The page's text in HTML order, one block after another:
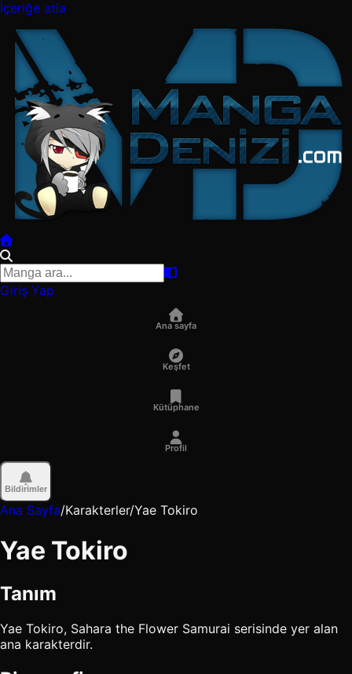
İçeriğe atla
Giriş Yap
Ana sayfa
Keşfet
Kütüphane
Profil
Bildirimler
Ana Sayfa/Karakterler/Yae Tokiro
Yae Tokiro
Tanım
Yae Tokiro, Sahara the Flower Samurai serisinde yer alan
ana karakterdir.